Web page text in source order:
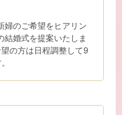
婦のご希望をヒアリン
結婚式を提案いたしま
の方は日程調整して9